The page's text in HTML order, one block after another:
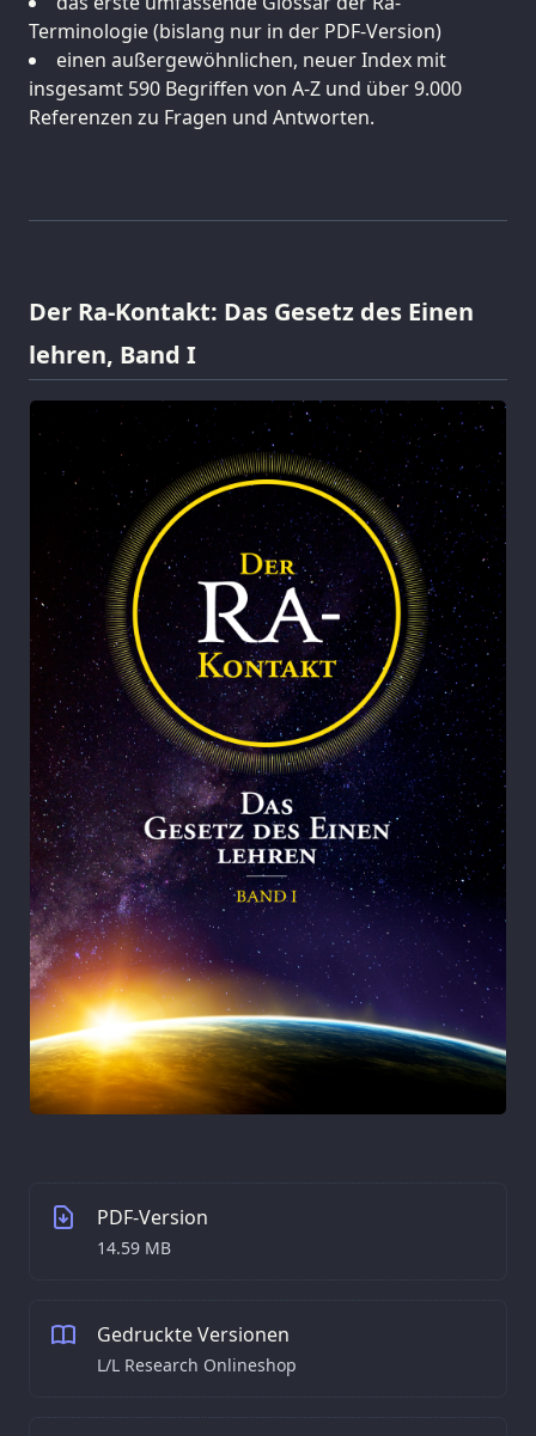
Terminologie (bislang nur in der PDF-Version)
einen außergewöhnlichen, neuer Index mit
insgesamt 590 Begriffen von A-Z und über 9.000
Referenzen zu Fragen und Antworten.
Der Ra-Kontakt: Das Gesetz des Einen
lehren, Band I
PDF-Version
14.59 MB
Gedruckte Versionen
L/L Research Onlineshop